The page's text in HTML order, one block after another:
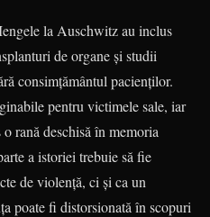
la Auschwitz au inclus
de organe și studii
consimțământul pacienților.
pentru victimele sale, iar
rană deschisă în memoria
a istoriei trebuie să fie
de violență, ci și ca un
poate fi distorsionată în scopuri